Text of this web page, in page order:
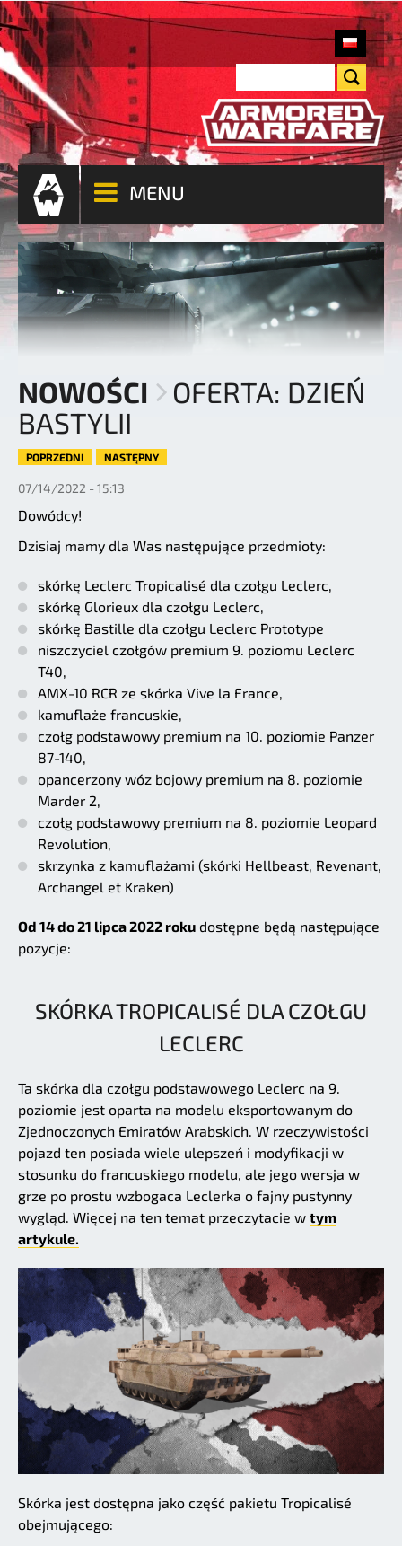
MENU
NOWOŚCI
OFERTA: DZIEŃ
BASTYLII
POPRZEDNI NASTĘPNY
07/14/2022 - 15:13
Dowódcy!
Dzisiaj mamy dla Was następujące przedmioty:
skórkę Leclerc Tropicalisé dla czołgu Leclerc,
skórkę Glorieux dla czołgu Leclerc,
skórkę Bastille dla czołgu Leclerc Prototype
niszczyciel czołgów premium 9. poziomu Leclerc
T40,
AMX-10 RCR ze skórka Vive la France,
kamuflaże francuskie,
czołg podstawowy premium na 10. poziomie Panzer
87-140,
opancerzony wóz bojowy premium na 8. poziomie
Marder 2,
czołg podstawowy premium na 8. poziomie Leopard
Revolution,
skrzynka z kamuflażami (skórki Hellbeast, Revenant,
Archangel et Kraken)
Od 14 do 21 lipca 2022 roku dostępne będą następujące
pozycje:
SKÓRKA TROPICALISÉ DLA CZOŁGU
LECLERC
Ta skórka dla czołgu podstawowego Leclerc na 9.
poziomie jest oparta na modelu eksportowanym do
Zjednoczonych Emiratów Arabskich. W rzeczywistości
pojazd ten posiada wiele ulepszeń i modyfikacji w
stosunku do francuskiego modelu, ale jego wersja w
grze po prostu wzbogaca Leclerka o fajny pustynny
wygląd. Więcej na ten temat przeczytacie w tym
artykule.
Skórka jest dostępna jako część pakietu Tropicalisé
obejmującego: